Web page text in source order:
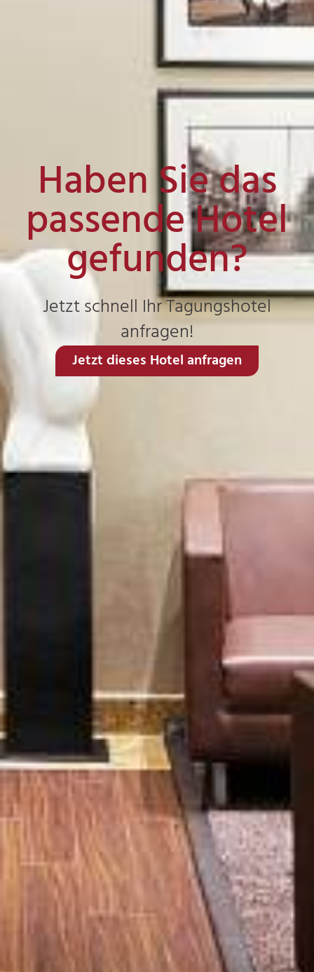
Haben Sie das
passende Hotel
gefunden?
Jetzt schnell Ihr Tagungshotel
anfragen!
Jetzt dieses Hotel anfragen